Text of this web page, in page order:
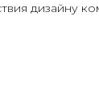
дизайну